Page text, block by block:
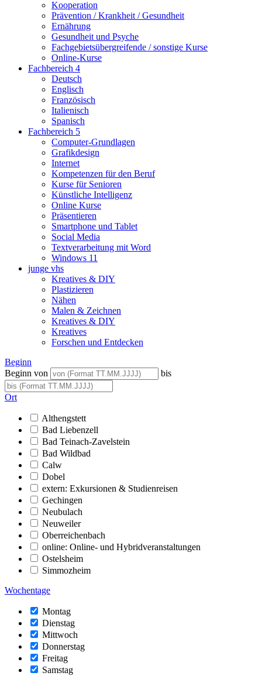
Kooperation
Prävention / Krankheit / Gesundheit
Ernährung
Gesundheit und Psyche
Fachgebietsübergreifende / sonstige Kurse
Online-Kurse
Fachbereich 4
Deutsch
Englisch
Französisch
Italienisch
Spanisch
Fachbereich 5
Computer-Grundlagen
Grafikdesign
Internet
Kompetenzen für den Beruf
Kurse für Senioren
Künstliche Intelligenz
Online Kurse
Präsentieren
Smartphone und Tablet
Social Media
Textverarbeitung mit Word
Windows 11
junge vhs
Kreatives & DIY
Plastizieren
Nähen
Malen & Zeichnen
Kreatives & DIY
Kreatives
Forschen und Entdecken
Beginn
Beginn von
bis
Ort
Althengstett
Bad Liebenzell
Bad Teinach-Zavelstein
Bad Wildbad
Calw
Dobel
extern: Exkursionen & Studienreisen
Gechingen
Neubulach
Neuweiler
Oberreichenbach
online: Online- und Hybridveranstaltungen
Ostelsheim
Simmozheim
Wochentage
Montag
Dienstag
Mittwoch
Donnerstag
Freitag
Samstag